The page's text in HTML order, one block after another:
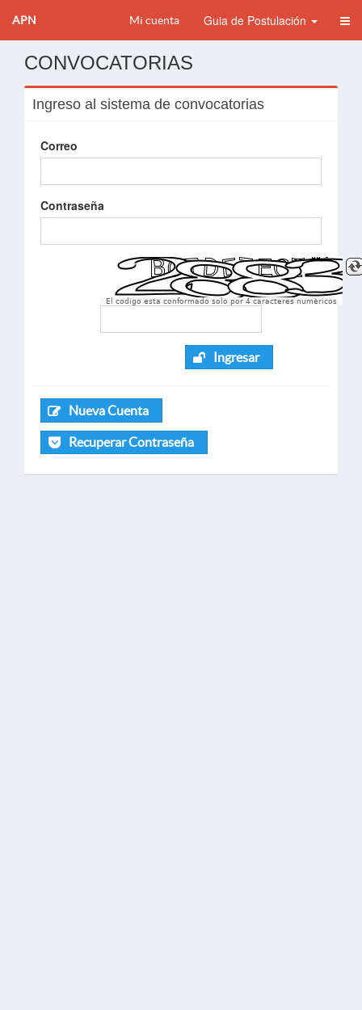
APN Mi cuenta Guia de Postulación
CONVOCATORIAS
Ingreso al sistema de convocatorias
Correo
Contraseña
El codigo esta conformado solo por 4 caracteres numèricos
Ingresar
Nueva Cuenta
Recuperar Contraseña